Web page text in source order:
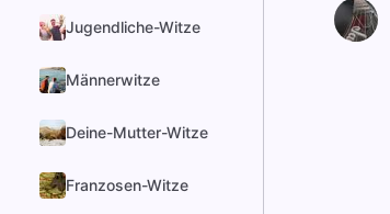
Jugendliche-Witze
Männerwitze
Deine-Mutter-Witze
Franzosen-Witze